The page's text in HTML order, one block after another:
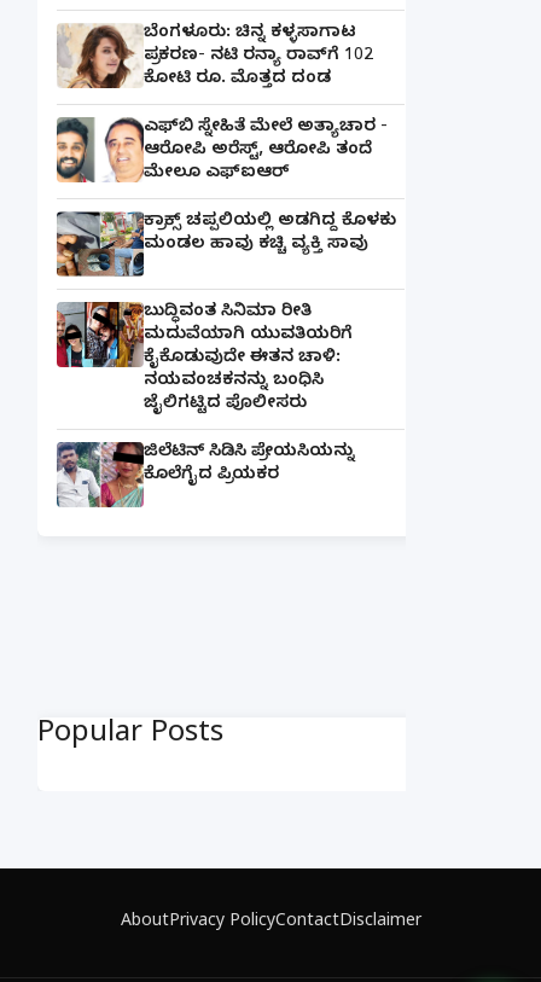
ಬೆಂಗಳೂರು: ಚಿನ್ನ ಕಳ್ಳಸಾಗಾಟ
ಪ್ರಕರಣ- ನಟಿ ರನ್ಯಾ ರಾವ್‌ಗೆ 102
ಕೋಟಿ ರೂ. ಮೊತ್ತದ ದಂಡ
ಎಫ್‌ಬಿ ಸ್ನೇಹಿತೆ ಮೇಲೆ ಅತ್ಯಾಚಾರ -
ಆರೋಪಿ ಅರೆಸ್ಟ್, ಆರೋಪಿ ತಂದೆ
ಮೇಲೂ ಎಫ್ಐಆರ್
ಕ್ರಾಕ್ಸ್ ಚಪ್ಪಲಿಯಲ್ಲಿ ಅಡಗಿದ್ದ ಕೊಳಕು
ಮಂಡಲ ಹಾವು ಕಚ್ಚಿ ವ್ಯಕ್ತಿ ಸಾವು
ಬುದ್ಧಿವಂತ ಸಿನಿಮಾ ರೀತಿ
ಮದುವೆಯಾಗಿ ಯುವತಿಯರಿಗೆ
ಕೈಕೊಡುವುದೇ ಈತನ ಚಾಳಿ:
ನಯವಂಚಕನನ್ನು ಬಂಧಿಸಿ
ಜೈಲಿಗಟ್ಟಿದ ಪೊಲೀಸರು
ಜಿಲೆಟಿನ್ ಸಿಡಿಸಿ ಪ್ರೇಯಸಿಯನ್ನು
ಕೊಲೆಗೈದ ಪ್ರಿಯಕರ
Popular Posts
AboutPrivacy PolicyContactDisclaimer